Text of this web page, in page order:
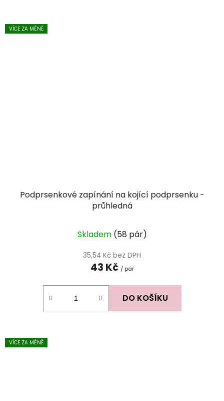
VÍCE ZA MÉNĚ
Podprsenkové zapínání na kojící podprsenku -
průhledná
Skladem (58 pár)
35,54 Kč bez DPH
43 Kč / pár
DO KOŠÍKU
VÍCE ZA MÉNĚ